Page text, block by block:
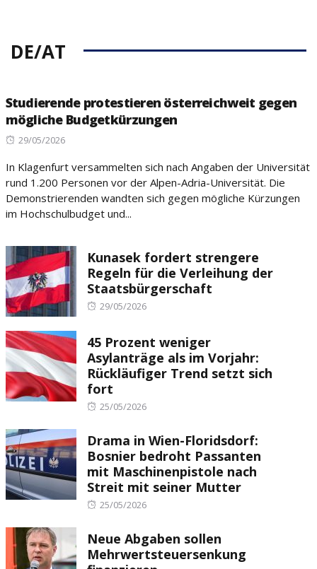
DE/AT
Studierende protestieren österreichweit gegen
mögliche Budgetkürzungen
Posted
29/05/2026
In Klagenfurt versammelten sich nach Angaben der Universität
rund 1.200 Personen vor der Alpen-Adria-Universität. Die
Demonstrierenden wandten sich gegen mögliche Kürzungen
im Hochschulbudget und...
Kunasek fordert strengere
Regeln für die Verleihung der
Staatsbürgerschaft
Posted
29/05/2026
45 Prozent weniger
Asylanträge als im Vorjahr:
Rückläufiger Trend setzt sich
fort
Posted
25/05/2026
Drama in Wien-Floridsdorf:
Bosnier bedroht Passanten
mit Maschinenpistole nach
Streit mit seiner Mutter
Posted
25/05/2026
Neue Abgaben sollen
Mehrwertsteuersenkung